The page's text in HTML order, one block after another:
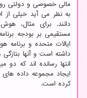
مالی خصوصی و دولتی
به نظر می آید خیلی از
دانند. برای مثال،
ایالات متحده و
داشته است و آنها
انتها رسانده اند که دو
ایجاد مجموعه داده
کرده است.